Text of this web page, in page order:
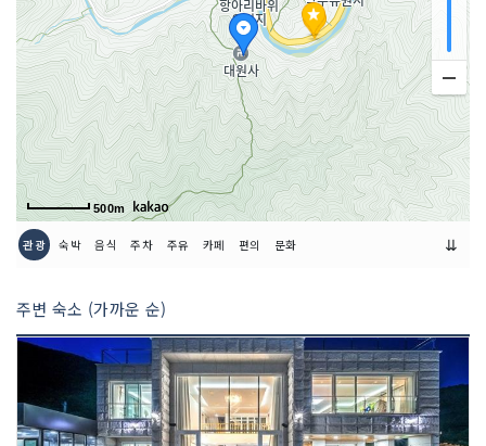
500m
관광 숙박 음식 주차 주유 카페 편의 문화 ⇊
주변 숙소 (가까운 순)